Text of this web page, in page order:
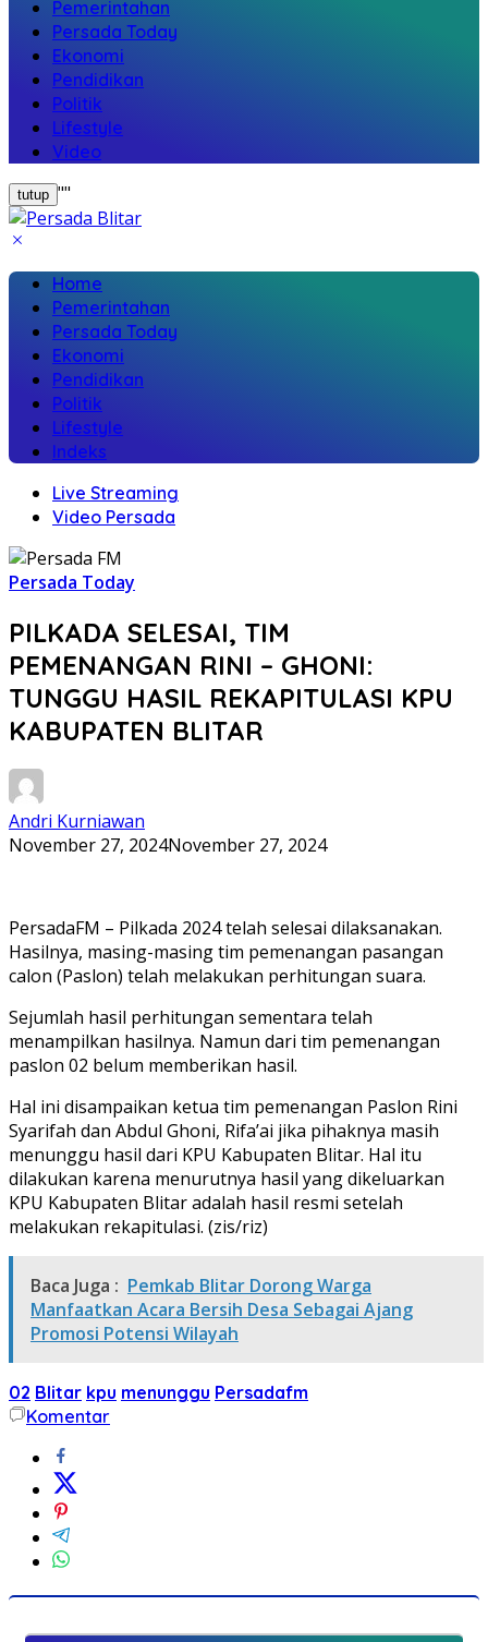
Pemerintahan
Persada Today
Ekonomi
Pendidikan
Politik
Lifestyle
Video
tutup ""
Home
Pemerintahan
Persada Today
Ekonomi
Pendidikan
Politik
Lifestyle
Indeks
Live Streaming
Video Persada
Persada Today
PILKADA SELESAI, TIM
PEMENANGAN RINI – GHONI:
TUNGGU HASIL REKAPITULASI KPU
KABUPATEN BLITAR
Andri Kurniawan
November 27, 2024November 27, 2024
PersadaFM – Pilkada 2024 telah selesai dilaksanakan.
Hasilnya, masing-masing tim pemenangan pasangan
calon (Paslon) telah melakukan perhitungan suara.
Sejumlah hasil perhitungan sementara telah
menampilkan hasilnya. Namun dari tim pemenangan
paslon 02 belum memberikan hasil.
Hal ini disampaikan ketua tim pemenangan Paslon Rini
Syarifah dan Abdul Ghoni, Rifa’ai jika pihaknya masih
menunggu hasil dari KPU Kabupaten Blitar. Hal itu
dilakukan karena menurutnya hasil yang dikeluarkan
KPU Kabupaten Blitar adalah hasil resmi setelah
melakukan rekapitulasi. (zis/riz)
Baca Juga : Pemkab Blitar Dorong Warga
Manfaatkan Acara Bersih Desa Sebagai Ajang
Promosi Potensi Wilayah
02 Blitar kpu menunggu Persadafm
Komentar